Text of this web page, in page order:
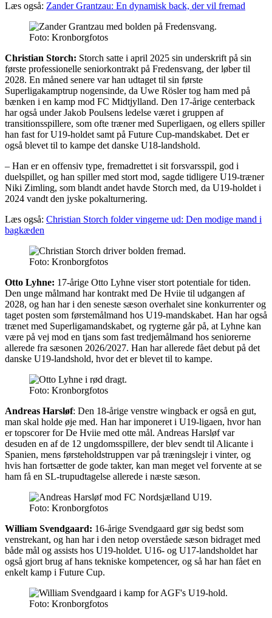
Læs også: Zander Grantzau: En dynamisk back, der vil fremad
Foto: Kronborgfotos
Christian Storch: Storch satte i april 2025 sin underskrift på sin
første professionelle seniorkontrakt på Fredensvang, der løber til
2028. En måned senere var han udtaget til sin første
Superligakamptrup nogensinde, da Uwe Rösler tog ham med på
bænken i en kamp mod FC Midtjylland. Den 17-årige centerback
har også under Jakob Poulsens ledelse været i gruppen af
transitionsspillere, som ofte træner med Superligaen, og ellers spiller
han fast for U19-holdet samt på Future Cup-mandskabet. Det er
også blevet til to kampe det danske U18-landshold.
– Han er en offensiv type, fremadrettet i sit forsvarsspil, god i
duelspillet, og han spiller med stort mod, sagde tidligere U19-træner
Niki Zimling, som blandt andet havde Storch med, da U19-holdet i
2024 vandt den jyske pokalturnering.
Læs også: Christian Storch folder vingerne ud: Den modige mand i
bagkæden
Foto: Kronborgfotos
Otto Lyhne: 17-årige Otto Lyhne viser stort potentiale for tiden.
Den unge målmand har kontrakt med De Hviie til udgangen af
2028, og han har i den seneste sæson overhalet sine konkurrenter og
taget posten som førstemålmand hos U19-mandskabet. Han har også
trænet med Superligamandskabet, og rygterne går på, at Lyhne kan
være på vej mod en tjans som fast tredjemålmand hos seniorerne
allerede fra sæsonen 2026/2027. Han har allerede fået debut på det
danske U19-landshold, hvor det er blevet til to kampe.
Foto: Kronborgfotos
Andreas Harsløf: Den 18-årige venstre wingback er også en gut,
man skal holde øje med. Han har imponeret i U19-ligaen, hvor han
er topscorer for De Hviie med otte mål. Andreas Harsløf var
desuden en af de 12 ungdomsspillere, der blev sendt til Alicante i
Spanien, mens førsteholdstruppen var på træningslejr i vinter, og
hvis han fortsætter de gode takter, kan man meget vel forvente at se
ham få en SL-trupudtagelse allerede i næste sæson.
Foto: Kronborgfotos
William Svendgaard: 16-årige Svendgaard gør sig bedst som
venstrekant, og han har i den netop overståede sæson bidraget med
både mål og assists hos U19-holdet. U16- og U17-landsholdet har
også gjort brug af hans tekniske kompetencer, og så har han fået en
enkelt kamp i Future Cup.
Foto: Kronborgfotos